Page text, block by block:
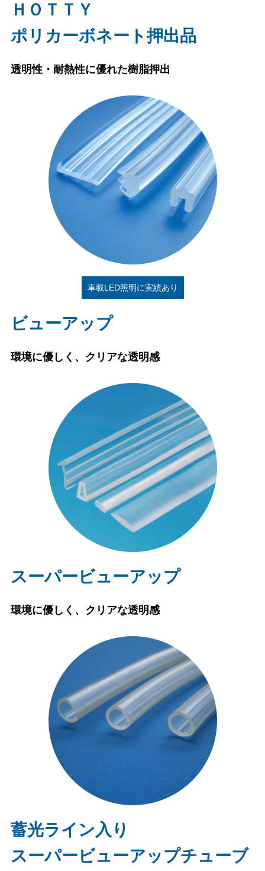
ＨＯＴＴＹ
ポリカーボネート押出品
透明性・耐熱性に優れた樹脂押出
車載LED照明に実績あり
ビューアップ
環境に優しく、クリアな透明感
スーパービューアップ
環境に優しく、クリアな透明感
蓄光ライン入り
スーパービューアップチューブ